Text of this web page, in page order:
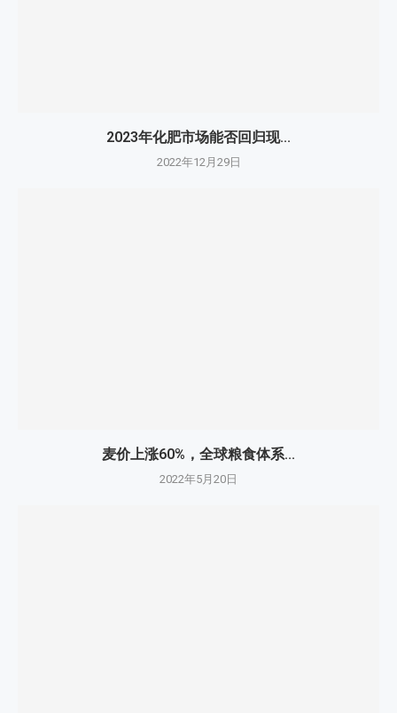
2023年化肥市场能否回归现...
2022年12月29日
麦价上涨60%，全球粮食体系...
2022年5月20日